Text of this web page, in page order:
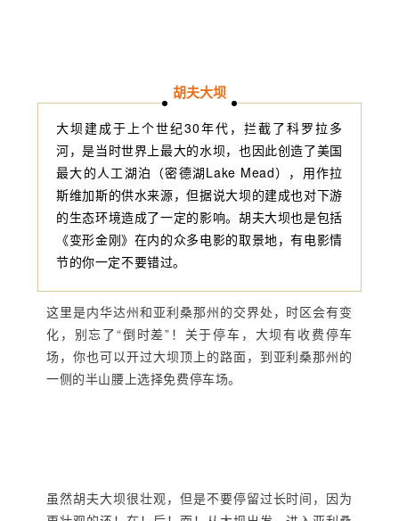
胡夫大坝
大坝建成于上个世纪30年代，拦截了科罗拉多
河，是当时世界上最大的水坝，也因此创造了美国
最大的人工湖泊（密德湖Lake Mead），用作拉
斯维加斯的供水来源，但据说大坝的建成也对下游
的生态环境造成了一定的影响。胡夫大坝也是包括
《变形金刚》在内的众多电影的取景地，有电影情
节的你一定不要错过。
这里是内华达州和亚利桑那州的交界处，时区会有变
化，别忘了“倒时差”！ 关于停车，大坝有收费停车
场，你也可以开过大坝顶上的路面，到亚利桑那州的
一侧的半山腰上选择免费停车场。
虽然胡夫大坝很壮观，但是不要停留过长时间，因为